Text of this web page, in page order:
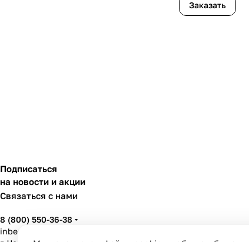
Заказать
Подписаться
на новости и акции
Связаться с нами
8 (800) 550-36-38
inbenzo35@list.ru